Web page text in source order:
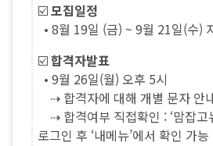
☑️모집일정
• 8월 19일 (금) ~ 9월 21일(수)
☑️합격자발표
• 9월 26일(월) 오후 5시
⇢ 합격자에 대해 개별 문자 안
⇢ 합격여부 직접확인 : ‘맘잡고
로그인 후 ‘내메뉴’에서 확인 가능